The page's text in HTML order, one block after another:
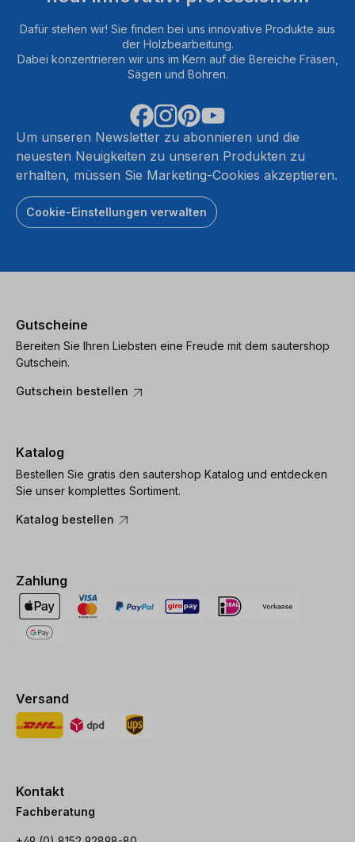
Dafür stehen wir! Sie finden bei uns innovative Produkte aus
der Holzbearbeitung.
Dabei konzentrieren wir uns im Kern auf die Bereiche Fräsen,
Sägen und Bohren.
Um unseren Newsletter zu abonnieren und die
neuesten Neuigkeiten zu unseren Produkten zu
erhalten, müssen Sie Marketing-Cookies akzeptieren.
Cookie-Einstellungen verwalten
Gutscheine
Bereiten Sie Ihren Liebsten eine Freude mit dem sautershop
Gutschein.
Gutschein bestellen
Katalog
Bestellen Sie gratis den sautershop Katalog und entdecken
Sie unser komplettes Sortiment.
Katalog bestellen
Zahlung
Versand
Kontakt
Fachberatung